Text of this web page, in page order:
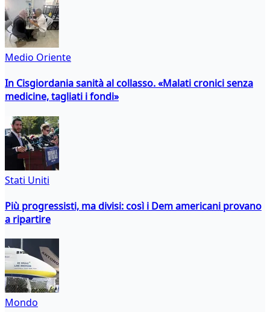
Medio Oriente
In Cisgiordania sanità al collasso. «Malati cronici senza
medicine, tagliati i fondi»
Stati Uniti
Più progressisti, ma divisi: così i Dem americani provano
a ripartire
Mondo